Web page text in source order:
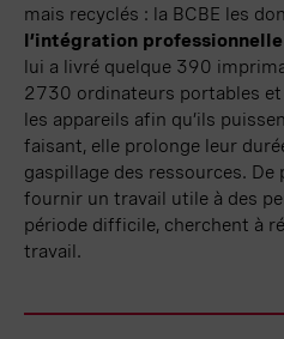
mais recyclés : la BCBE les
l’intégration professionnelle
lui a livré quelque 390
2730 ordinateurs portables et
les appareils afin qu’ils
faisant, elle prolonge leur
gaspillage des ressources. De
fournir un travail utile à des
période difficile, cherchent à
travail.